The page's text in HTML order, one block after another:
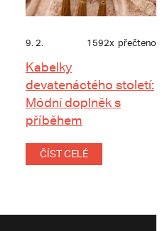
9. 2. 1592x přečteno
Kabelky
devatenáctého století:
Módní doplněk s
příběhem
ČÍST CELÉ